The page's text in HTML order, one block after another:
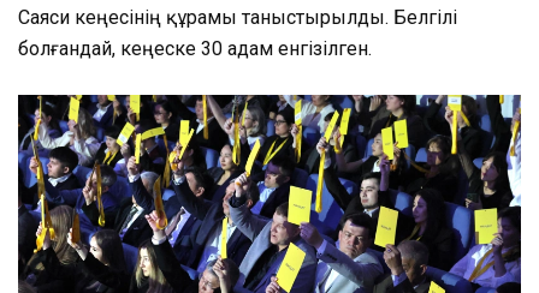
Саяси кеңесінің құрамы таныстырылды. Белгілі
болғандай, кеңеске 30 адам енгізілген.